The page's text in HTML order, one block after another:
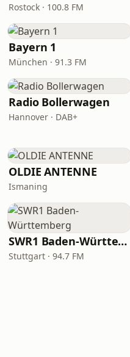
Rostock · 100.8 FM
Bayern 1
München · 91.3 FM
Radio Bollerwagen
Hannover · DAB+
OLDIE ANTENNE
Ismaning
SWR1 Baden-Württemberg
Stuttgart · 94.7 FM